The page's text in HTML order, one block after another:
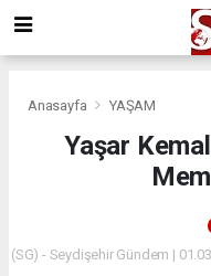
Anasayfa YAŞAM
Yaşar
(SG) - Seydişehir Gündem |